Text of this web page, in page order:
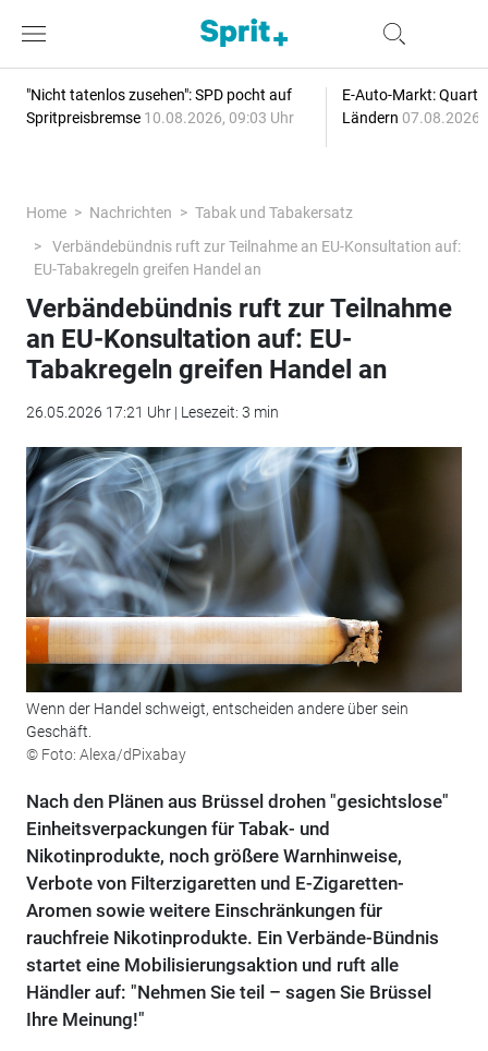
"Nicht tatenlos zusehen": SPD pocht auf
Spritpreisbremse 10.08.2026, 09:03 Uhr
E-Auto-Markt:
Ländern 07.08.2026,
Home Nachrichten
Tabak und Tabakersatz
Verbändebündnis ruft zur Teilnahme an EU-Konsultation auf:
EU-Tabakregeln greifen Handel an
Verbändebündnis ruft zur Teilnahme
an EU-Konsultation auf: EU-
Tabakregeln greifen Handel an
26.05.2026 17:21 Uhr | Lesezeit: 3 min
Wenn der Handel schweigt, entscheiden andere über sein
Geschäft.
© Foto: Alexa/dPixabay
Nach den Plänen aus Brüssel drohen "gesichtslose"
Einheitsverpackungen für Tabak- und
Nikotinprodukte, noch größere Warnhinweise,
Verbote von Filterzigaretten und E-Zigaretten-
Aromen sowie weitere Einschränkungen für
rauchfreie Nikotinprodukte. Ein Verbände-Bündnis
startet eine Mobilisierungsaktion und ruft alle
Händler auf: "Nehmen Sie teil – sagen Sie Brüssel
Ihre Meinung!"